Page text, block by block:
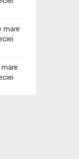
mare